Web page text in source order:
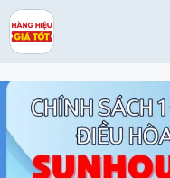
Skip
to
content